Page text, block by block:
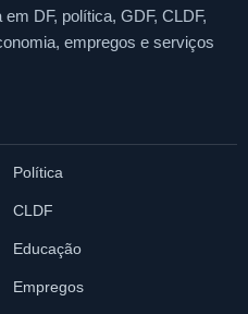
DF, política, GDF, CLDF,
empregos e serviços
Política
CLDF
Educação
Empregos